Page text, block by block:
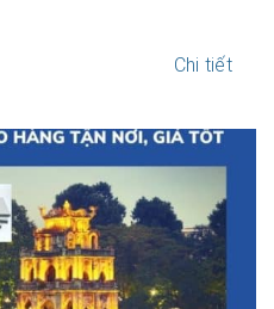
Chi tiết